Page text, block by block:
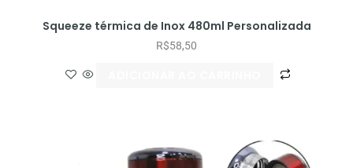
Squeeze térmica de Inox 480ml Personalizada
R$58,50